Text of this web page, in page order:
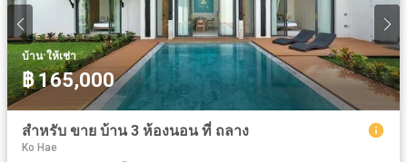
บ้าน·ให้เช่า
฿ 165,000
สำหรับ ขาย บ้าน 3 ห้องนอน ที่ ถลาง
Ko Hae